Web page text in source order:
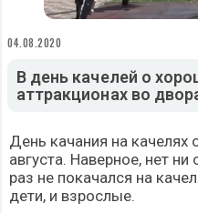
04.08.2020
В день качелей о
аттракционах во
День качания на качелях
августа. Наверное, нет
раз не покачался на
дети, и взрослые.